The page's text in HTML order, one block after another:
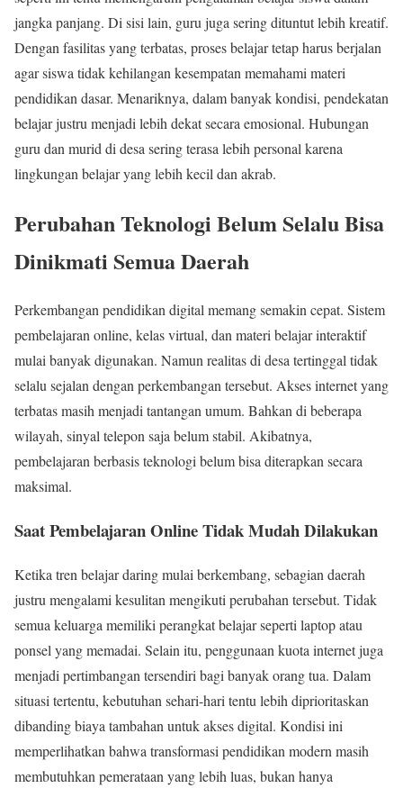
jangka panjang. Di sisi lain, guru juga sering dituntut lebih kreatif.
Dengan fasilitas yang terbatas, proses belajar tetap harus berjalan
agar siswa tidak kehilangan kesempatan memahami materi
pendidikan dasar. Menariknya, dalam banyak kondisi, pendekatan
belajar justru menjadi lebih dekat secara emosional. Hubungan
guru dan murid di desa sering terasa lebih personal karena
lingkungan belajar yang lebih kecil dan akrab.
Perubahan Teknologi Belum Selalu Bisa
Dinikmati Semua Daerah
Perkembangan pendidikan digital memang semakin cepat. Sistem
pembelajaran online, kelas virtual, dan materi belajar interaktif
mulai banyak digunakan. Namun realitas di desa tertinggal tidak
selalu sejalan dengan perkembangan tersebut. Akses internet yang
terbatas masih menjadi tantangan umum. Bahkan di beberapa
wilayah, sinyal telepon saja belum stabil. Akibatnya,
pembelajaran berbasis teknologi belum bisa diterapkan secara
maksimal.
Saat Pembelajaran Online Tidak Mudah Dilakukan
Ketika tren belajar daring mulai berkembang, sebagian daerah
justru mengalami kesulitan mengikuti perubahan tersebut. Tidak
semua keluarga memiliki perangkat belajar seperti laptop atau
ponsel yang memadai. Selain itu, penggunaan kuota internet juga
menjadi pertimbangan tersendiri bagi banyak orang tua. Dalam
situasi tertentu, kebutuhan sehari-hari tentu lebih diprioritaskan
dibanding biaya tambahan untuk akses digital. Kondisi ini
memperlihatkan bahwa transformasi pendidikan modern masih
membutuhkan pemerataan yang lebih luas, bukan hanya